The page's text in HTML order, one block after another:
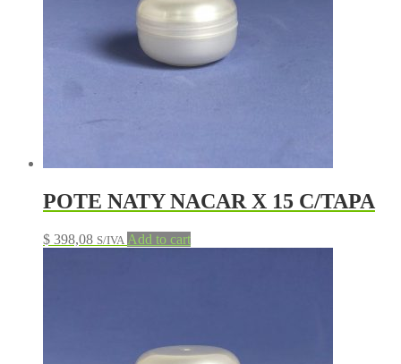
POTE NATY NACAR X 15 C/TAPA
$ 398,08 S/IVA Add to cart